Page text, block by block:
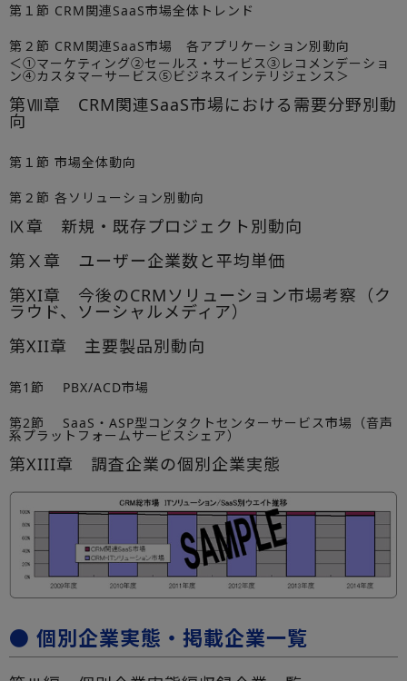
第１節 CRM関連SaaS市場全体トレンド
第２節 CRM関連SaaS市場 各アプリケーション別動向
＜①マーケティング②セールス・サービス③レコメンデーショ
ン④カスタマーサービス⑤ビジネスインテリジェンス＞
第Ⅷ章 CRM関連SaaS市場における需要分野別動
向
第１節 市場全体動向
第２節 各ソリューション別動向
Ⅸ章 新規・既存プロジェクト別動向
第Ⅹ章 ユーザー企業数と平均単価
第XI章 今後のCRMソリューション市場考察（ク
ラウド、ソーシャルメディア）
第XII章 主要製品別動向
第1節 PBX/ACD市場
第2節 SaaS・ASP型コンタクトセンターサービス市場（音声
系プラットフォームサービスシェア）
第XIII章 調査企業の個別企業実態
● 個別企業実態・掲載企業一覧